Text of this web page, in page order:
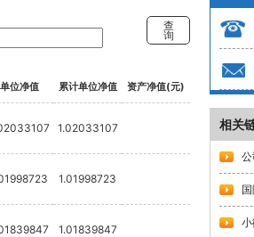
查
询
单位净值 累计单位净值 资产净值(元)
1.02033107
1.01998723
1.01839847
相关